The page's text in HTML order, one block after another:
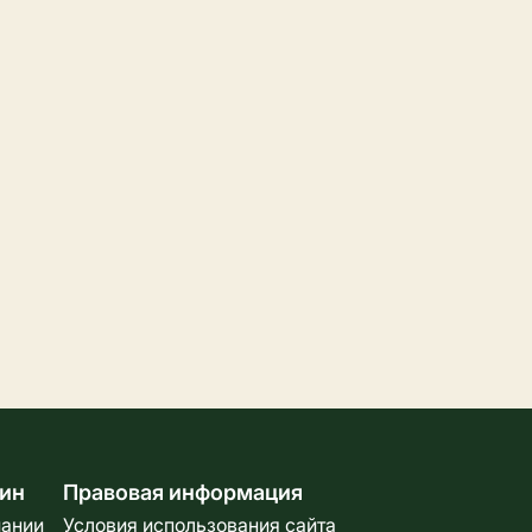
Правовая информация
Условия использования сайта